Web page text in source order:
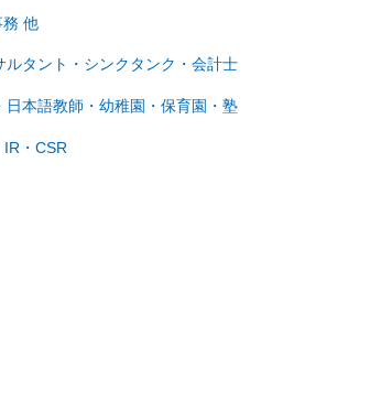
務 他
ルタント・シンクタンク・会計士
日本語教師・幼稚園・保育園・塾
IR・CSR